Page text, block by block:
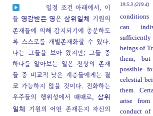
일정 조건 아래에서, 이
들 영감받은 영은삼위일체
기원의
존재들에 의해 감지되기에 충분하도
록 스스로를 개별존재화할 수 있다.
나는 그들을 보아 왔지만; 그들 중
하나를 알아보는 일은 천상의 존재
들 중 비교적 낮은 계층들에게는 결
코 가능하지 않을 것이다. 진화하는
우주들의 행위성에서 때때로,삼위
일체
기원의 어떤 존재든지 자신의
19:5.3 (219.4)
conditions
can
beings of
them;
possible
celestial
them.
arise
conduct of